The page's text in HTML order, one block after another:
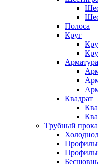
Полоса
Круг
Арматура
Квадрат
Трубный